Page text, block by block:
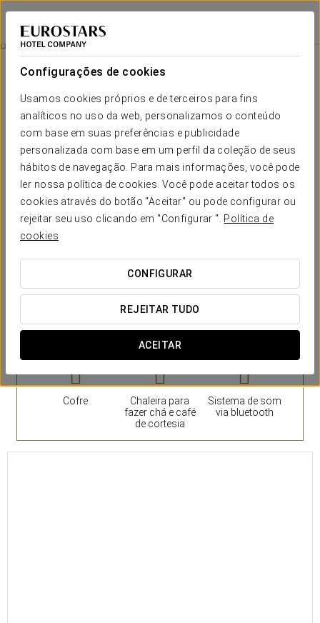
Configurações de cookies
Usamos cookies próprios e de terceiros para fins
analíticos no uso da web, personalizamos o conteúdo
com base em suas preferências e publicidade
personalizada com base em um perfil da coleção de seus
hábitos de navegação. Para mais informações, você pode
ler nossa política de cookies. Você pode aceitar todos os
cookies através do botão "Aceitar" ou pode configurar ou
rejeitar seu uso clicando em "Configurar ". Política de
cookies
CONFIGURAR
REJEITAR TUDO
ACEITAR
Eurostars Ambassador
BUDAPESTE
Quartos
Quartos
O conforto e descanso que necessita
Os 92 quartosdo Eurostars Ambassador são espaços
pensados para garantir uma completa sensação de bem-estar.
Todos eles são quartos espaçosos e luminosos com uma
decoração inspirada em diferentes cenários da cidade, o
que lhe permitirá sentir que faz parte da história de Budapeste.
Todos os quartos possuem um sistema de som via
bluetooth, o que permite que a música seja reproduzida nos
altifalantes em toda a divisão, para que possa desfrutar da sua
SERVIÇOS EM DESTAQUE
Quartos
Cofre
Chaleira para
fazer chá e café
de cortesia
Sistema de som
via bluetooth